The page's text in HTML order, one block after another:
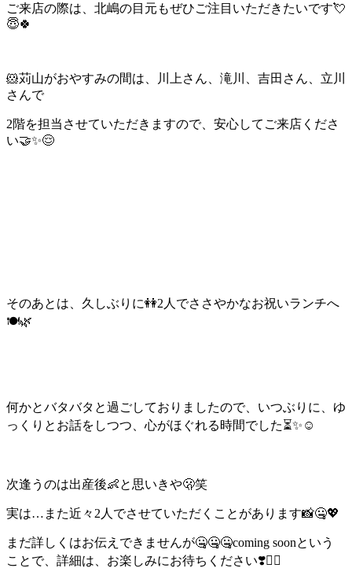
ご来店の際は、北嶋の目元もぜひご注目いただきたいです💘
😇🍀
🐹苅山がおやすみの間は、川上さん、滝川、吉田さん、立川
さんで
2階を担当させていただきますので、安心してご来店くださ
い🤝✨😌
そのあとは、久しぶりに👭2人でささやかなお祝いランチへ
🍽️🌿
何かとバタバタと過ごしておりましたので、 いつぶりに、ゆ
っくりとお話をしつつ、 心がほぐれる時間でした⏳✨☺️
次逢うのは出産後👶と思いきや🫢笑
実は…また近々2人でさせていただくことがあります📸🤐💖
まだ詳しくはお伝えできませんが🤐🤐🤐coming soonという
ことで、詳細は、お楽しみにお待ちください❣️🙇‍♀️